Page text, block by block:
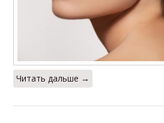
Читать дальше →